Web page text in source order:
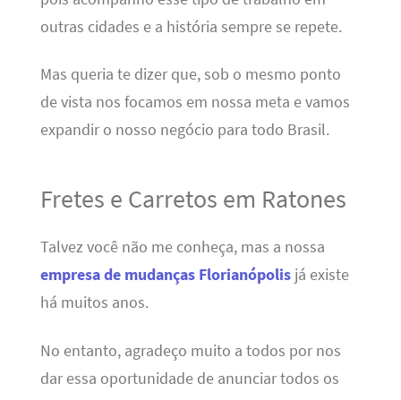
outras cidades e a história sempre se repete.
Mas queria te dizer que, sob o mesmo ponto
de vista nos focamos em nossa meta e vamos
expandir o nosso negócio para todo Brasil.
Fretes e Carretos em Ratones
Talvez você não me conheça, mas a nossa
empresa de mudanças Florianópolisjá existe
há muitos anos.
No entanto, agradeço muito a todos por nos
dar essa oportunidade de anunciar todos os